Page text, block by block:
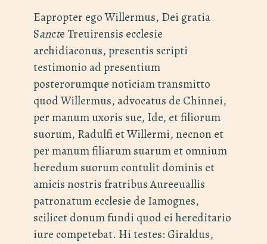
Eapropter ego Willermus, Dei gratia
Sancte Treuirensis ecclesie
archidiaconus, presentis scripti
testimonio ad presentium
posterorumque noticiam transmitto
quod Willermus, advocatus de Chinnei,
per manum uxoris sue, Ide, et filiorum
suorum, Radulfi et Willermi, necnon et
per manum filiarum suarum et omnium
heredum suorum contulit dominis et
amicis nostris fratribus Aureeuallis
patronatum ecclesie de Iamognes,
scilicet donum fundi quod ei hereditario
iure competebat. Hi testes: Giraldus,